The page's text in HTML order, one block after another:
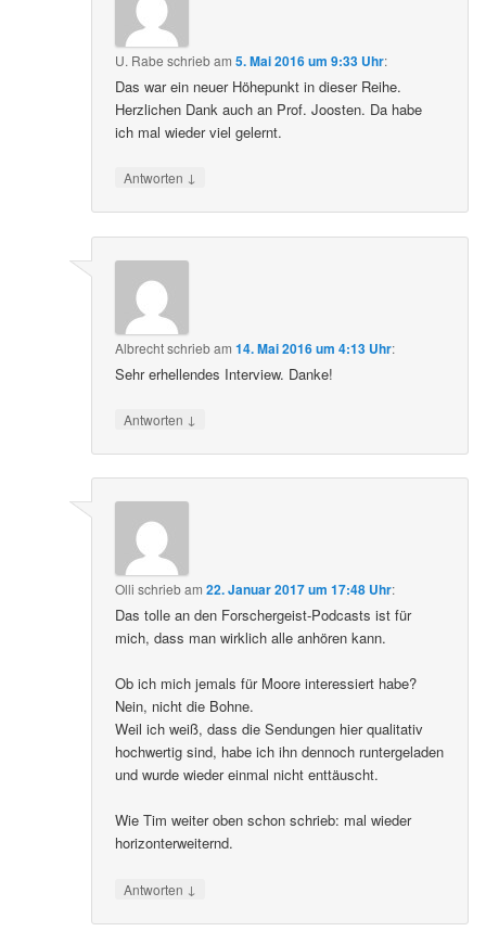
U. Rabe schriebam5. Mai 2016 um 9:33 Uhr:
Das war ein neuer Höhepunkt in dieser Reihe.
Herzlichen Dank auch an Prof. Joosten. Da habe
ich mal wieder viel gelernt.
Antworten ↓
Albrechtschriebam14. Mai 2016 um 4:13 Uhr:
Sehr erhellendes Interview. Danke!
Antworten ↓
Olli schriebam22. Januar 2017 um 17:48 Uhr:
Das tolle an den Forschergeist-Podcasts ist für
mich, dass man wirklich alle anhören kann.
Ob ich mich jemals für Moore interessiert habe?
Nein, nicht die Bohne.
Weil ich weiß, dass die Sendungen hier qualitativ
hochwertig sind, habe ich ihn dennoch runtergeladen
und wurde wieder einmal nicht enttäuscht.
Wie Tim weiter oben schon schrieb: mal wieder
horizonterweiternd.
Antworten ↓